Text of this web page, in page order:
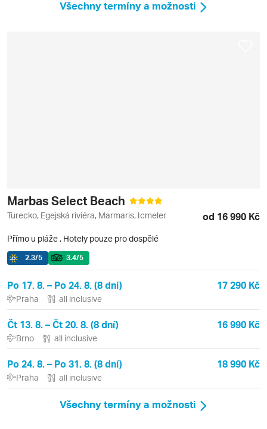
Všechny termíny a možnosti
Marbas Select Beach
Turecko, Egejská riviéra, Marmaris, Icmeler od 16 990 Kč
Přímo u pláže , Hotely pouze pro dospělé
2.3/5 3.4/5
Po 17. 8. – Po 24. 8. (8 dní) 17 290 Kč
Praha all inclusive
Čt 13. 8. – Čt 20. 8. (8 dní) 16 990 Kč
Brno all inclusive
Po 24. 8. – Po 31. 8. (8 dní) 18 990 Kč
Praha all inclusive
Všechny termíny a možnosti